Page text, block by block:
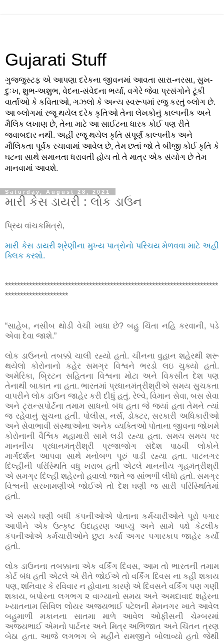
Gujarati Stuff
ગુજજુસ્ટફ એ આપણા દરેકના જીવનમાં આવતા સારા-નરસા, સુખ-
દુઃખ, શુભ-અશુભ, વેદના-સંવેદના ભર્યા, વગેરે જેવા પ્રસંગોને ટૂંકી
વાર્તાઓ કે કવિતાઓ, ગઝલો કે અન્ય સ્વરૂપમાં રજુ કરતું બ્લોગ છે.
આ બ્લોગમાં રજૂ થયેલ દરેક કૃતિઓ તેના લેખકોનું કાલ્પનીક અને
મૈલિક લખાણ છે, તેના માટે આ સાઈટના ધારક કોઈ પણ રીતે
જવાબદાર નથી. અહીં રજૂ થયેલ કૃતિ સંપૂર્ણ કાલ્પનીક અને
મૌલિકતા પૂર્વક રચાવામાં આવેલ છે, તેમ છતાં જો તે બીજી કોઈ કૃતિ કે
ઘટના સાથે સમાનતા ધરાવતી હોય તો તે માત્ર એક સંયોગ છે તેમ
માનવામાં આવશે.
Saturday, August 28, 2021
મારી કેસ ડાયરી : લોક ડાઉન
પ્રિય વાંચકમિત્રો,
મારી કેસ ડાયરી શ્રેણીના મુખ્ય પાત્રોનો પરિચય મેળવવા માટે અહીં
ક્લિક કરશો.
***********************************************************************
*********************
“સાહેબ, નસીબ થોડી વેચી ખાધા છે? બહુ ચિંતા નહિ કરવાની, પડે
એવા દેવા જાશે.”
લોક ડાઉનનો તબક્કો ચાલી રહ્યો હતો. ચીનના વુહાન શહેરથી શરૂ
થયેલો કોરોનાનો કહેર સમગ્ર વિશ્વને ભરડો લઇ ચુક્યો હતો.
અમેરિકા, બ્રિટન સહિતના વિશ્વના મોટા અને વિકસીત દેશ પણ
તેનાથી બાકાત ના હતા. ભારતમાં પ્રધાનમંત્રીશ્રીએ સમય સુચકતા
વાપરીને લોક ડાઉન જાહેર કરી દીધું હતું. રેલ્વે, વિમાન સેવા, બસ સેવા
અને ટ્રાન્સપોર્ટના તમામ સાધનો બંધ હતા જે જ્યાં હતા તેમને ત્યાં
જ રહેવાનું સુચના હતી. પોલીસ, નર્સ, ડોક્ટર, સરકારી અધિકારીઓ
અને સેવાભાવી સંસ્થાઓના અનેક વ્યક્તિઓ પોતાના જીવના જોખમે
કોરોનાની વૈશ્વિક મહામારી સામે લડી રહ્યા હતા. સમય સમય પર
માનનીય પ્રધાનમંત્રીશ્રી પ્રજાજોગ સંદેશ પાઠવી લોકોને
માર્ગદર્શન આપવા સાથે મનોબળ પૂરું પાડી રહ્યા હતા. પાટનગર
દિલ્હીની પરિસ્થિતિ વધુ ખરાબ હતી એટલે માનનીય ગૃહમંત્રીશ્રી
એ સમગ્ર દિલ્હી શહેરનો હવાલો જાતે જ સાંભળી લીધો હતો. સમગ્ર
વિશ્વની સરખામણીએ જોઈએ તો દેશ ઘણી જ સારી પરિસ્થિતિમાં
હતો.
એ સમયે ઘણી બધી કંપનીઓએ પોતાના કર્મચારીઓને પૂરો પગાર
આપીને એક ઉત્કૃષ્ટ ઉદાહરણ આપ્યું અને સામે પક્ષે કેટલીક
કંપનીઓએ કર્મચારીઓને છુટા કર્યા અગર પગારકાપ જાહેર કર્યો
હતો.
લોક ડાઉનના તબક્કાના એક વર્કિંગ દિવસ, આમ તો ભારતની તમામ
કોર્ટ બંધ હતી એટલે એ રીતે જોઈએ તો વર્કિંગ દિવસ ના કહી શકાય
પણ, શનિવાર કે રવિવાર ન હોવાના કારણે એ દિવસને વર્કિંગ પણ ગણી
શકાય, બપોરના લગભગ ૨ વાગ્યાનો સમય અને અમદાવાદ શહેરના
ખ્યાતનામ સિવિલ લોયર અજયભાઈ પટેલની મેમનગર ખાતે આવેલ
બહુમાળી મકાનના સાતમા માળે આવેલ ઓફીસની ચેમ્બરમાં
અજયભાઈ એમનો પાર્ટનર અને મિત્ર અભિજાત અને ચિંતન ત્રણ
બેઠા હતા. આજે લગભગ બે મહીને રામજીને બોલાવ્યો હતો જેથી